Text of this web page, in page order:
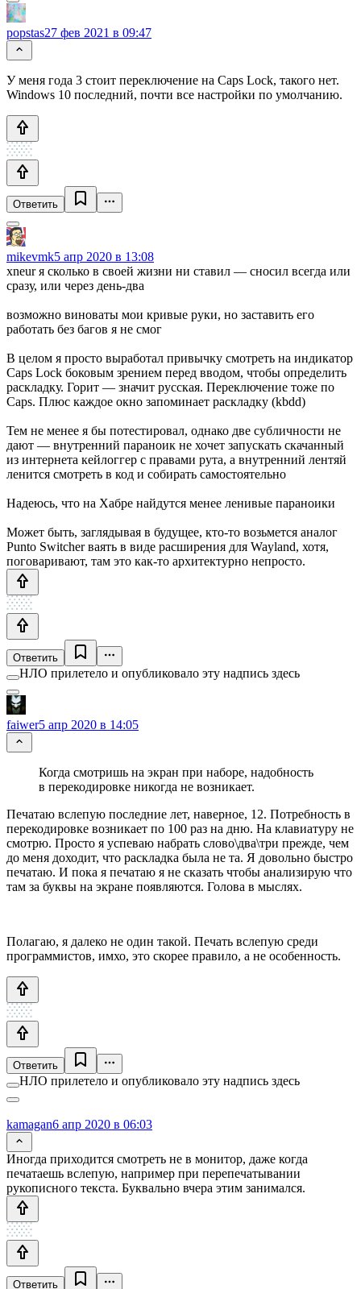
popstas27 фев 2021 в 09:47
У меня года 3 стоит переключение на Caps Lock, такого нет.
Windows 10 последний, почти все настройки по умолчанию.
Ответить
mikevmk5 апр 2020 в 13:08
xneur я сколько в своей жизни ни ставил — сносил всегда или
сразу, или через день-два
возможно виноваты мои кривые руки, но заставить его
работать без багов я не смог
В целом я просто выработал привычку смотреть на индикатор
Caps Lock боковым зрением перед вводом, чтобы определить
раскладку. Горит — значит русская. Переключение тоже по
Caps. Плюс каждое окно запоминает раскладку (kbdd)
Тем не менее я бы потестировал, однако две субличности не
дают — внутренний параноик не хочет запускать скачанный
из интернета кейлоггер с правами рута, а внутренний лентяй
ленится смотреть в код и собирать самостоятельно
Надеюсь, что на Хабре найдутся менее ленивые параноики
Может быть, заглядывая в будущее, кто-то возьмется аналог
Punto Switcher ваять в виде расширения для Wayland, хотя,
поговаривают, там это как-то архитектурно непросто.
Ответить
НЛО прилетело и опубликовало эту надпись здесь
faiwer5 апр 2020 в 14:05
Когда смотришь на экран при наборе, надобность
в перекодировке никогда не возникает.
Печатаю вслепую последние лет, наверное, 12. Потребность в
перекодировке возникает по 100 раз на дню. На клавиатуру не
смотрю. Просто я успеваю набрать слово\два\три прежде, чем
до меня доходит, что раскладка была не та. Я довольно быстро
печатаю. И пока я печатаю я не сказать чтобы анализирую что
там за буквы на экране появляются. Голова в мыслях.
Полагаю, я далеко не один такой. Печать вслепую среди
программистов, имхо, это скорее правило, а не особенность.
Ответить
НЛО прилетело и опубликовало эту надпись здесь
kamagan6 апр 2020 в 06:03
Иногда приходится смотреть не в монитор, даже когда
печатаешь вслепую, например при перепечатывании
рукописного текста. Буквально вчера этим занимался.
Ответить